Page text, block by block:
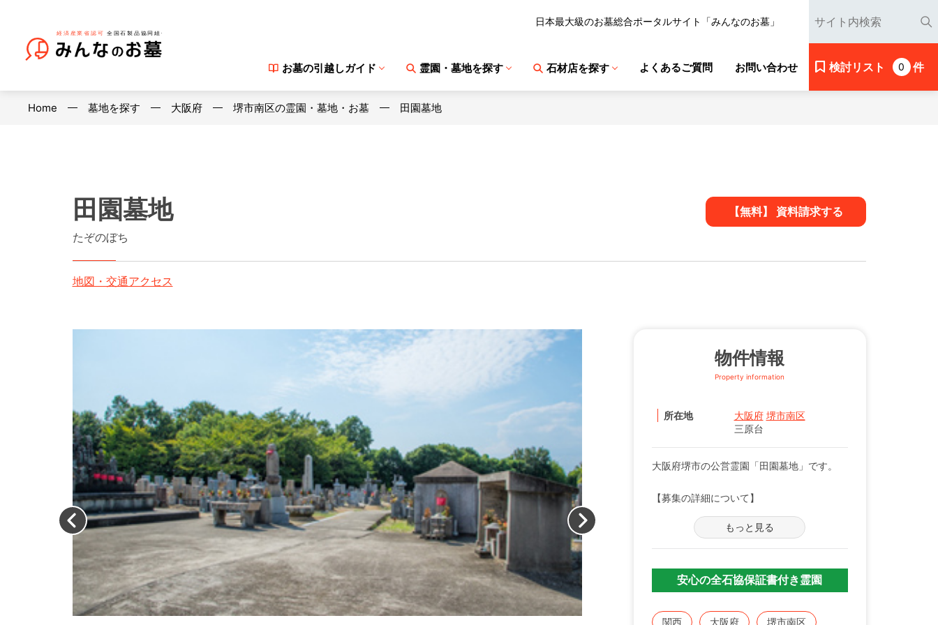
日本最大級のお墓総合ポータルサイト「みんなのお墓」
お墓の引越しガイド 霊園・墓地を探す 石材店を探す よくあるご質問 お問い合わせ 検討リスト 0 件
Home 墓地を探す 大阪府 堺市南区の霊園・墓地・お墓 田園墓地
田園墓地
たぞのぼち
【無料】 資料請求する
地図・交通アクセス
物件情報
Property information
所在地 大阪府 堺市南区
三原台
大阪府堺市の公営霊園「田園墓地」です。
【募集の詳細について】
管轄の自治体窓口へお問い合わせください。
※募集は不定期で、申込に際する諸条件がご
ざいます。
既にこちらに区画をお持ちの方で、お持ちの
お墓を建てる、直す、引越すなどをご検討の
方は、専門のスタッフが無料でご相談をお受
もっと見る
安心の全石協保証書付き霊園
関西 大阪府 堺市南区